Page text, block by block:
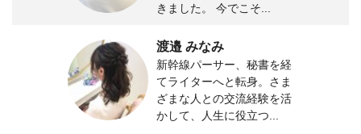
きました。 今でこそ...
渡邉 みなみ
新幹線パーサー、秘書を経
てライターへと転身。さま
ざまな人との交流経験を活
かして、人生に役立つ...